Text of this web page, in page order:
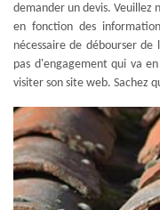
demander un devis.
en fonction des
nécessaire de débourser
pas d'engagement qui va
visiter son site web. Sachez